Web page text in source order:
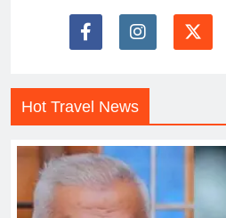
Hot Travel News